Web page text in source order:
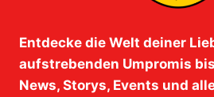
Entdecke die Welt deiner
aufstrebenden Umpromis
News, Storys, Events und